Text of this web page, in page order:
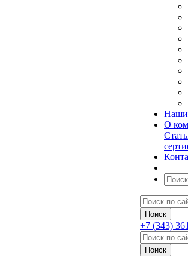
Наши
О
+7 (343)